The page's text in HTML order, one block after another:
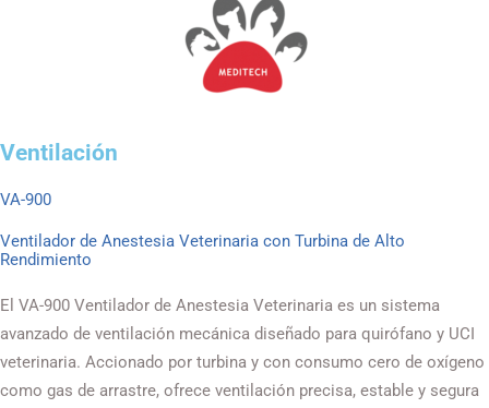
Ventilación
VA-900
Ventilador de Anestesia Veterinaria con Turbina de Alto
Rendimiento
El VA-900 Ventilador de Anestesia Veterinaria es un sistema
avanzado de ventilación mecánica diseñado para quirófano y UCI
veterinaria. Accionado por turbina y con consumo cero de oxígeno
como gas de arrastre, ofrece ventilación precisa, estable y segura